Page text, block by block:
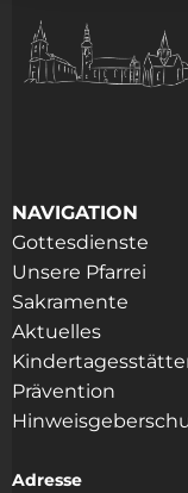
NAVIGATION
Gottesdienste
Unsere Pfarrei
Sakramente
Aktuelles
Prävention
Adresse